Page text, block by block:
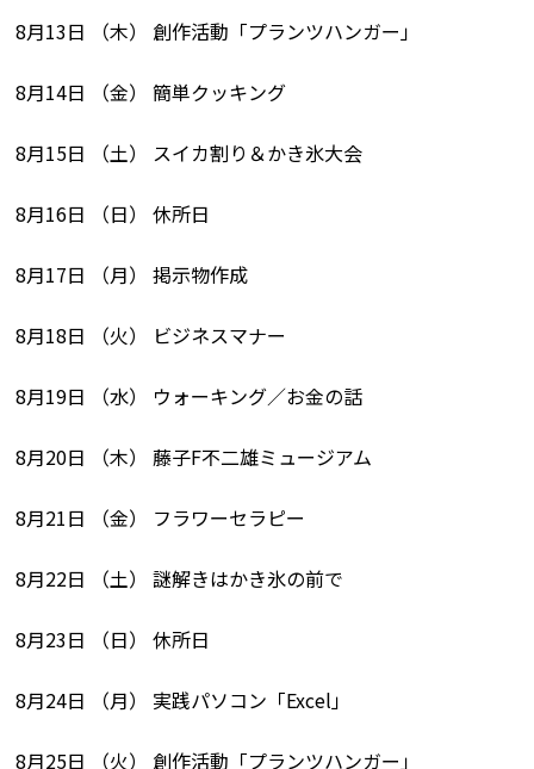
8月13日 （木） 創作活動「プランツハンガー」
8月14日 （金） 簡単クッキング
8月15日 （土） スイカ割り＆かき氷大会
8月16日 （日） 休所日
8月17日 （月） 掲示物作成
8月18日 （火） ビジネスマナー
8月19日 （水） ウォーキング／お金の話
8月20日 （木） 藤子F不二雄ミュージアム
8月21日 （金） フラワーセラピー
8月22日 （土） 謎解きはかき氷の前で
8月23日 （日） 休所日
8月24日 （月） 実践パソコン「Excel」
8月25日 （火） 創作活動「プランツハンガー」